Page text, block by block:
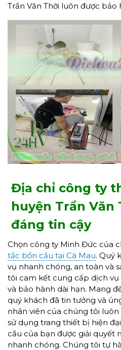
Trần Văn Thời luôn được bảo
Địa chỉ công ty
huyện Trần Văn
đáng tin cậy
Chọn công ty Minh Đức của
tắc bồn cầu tại Cà Mau. Quý
vụ nhanh chóng, an toàn và
tôi cam kết cung cấp dịch
và bảo hành dài hạn. Mang
quý khách đã tin tưởng và
nhân viên của chúng tôi
sử dụng trang thiết bị hiện
cầu của bạn được giải quyết
nhanh chóng. Chúng tôi tự